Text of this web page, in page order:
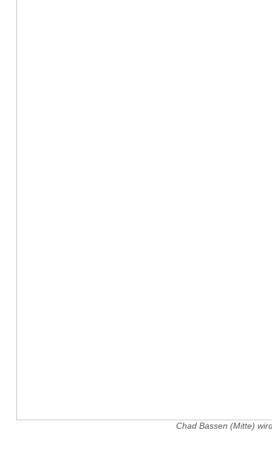
Chad Bassen (Mitte)